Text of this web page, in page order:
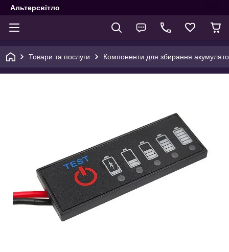
Альтерсвітло
Товари та послуги Компоненти для збирання